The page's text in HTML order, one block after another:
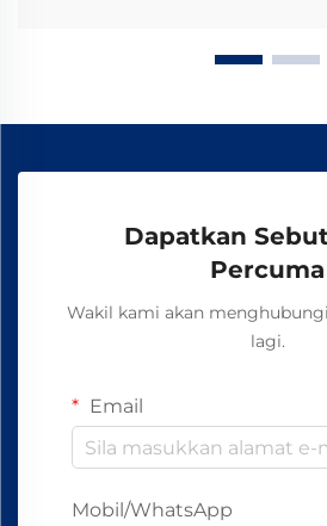
Dapatkan
Percuma
Wakil kami akan
lagi.
Email
Mobil/WhatsApp